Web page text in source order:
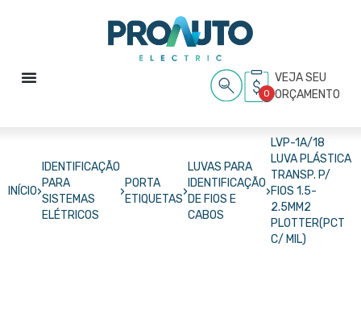
VEJA SEU
ORÇAMENTO
0
INÍCIO›
IDENTIFICAÇÃO
PARA
SISTEMAS
ELÉTRICOS
›
PORTA
ETIQUETAS
›
LUVAS PARA
IDENTIFICAÇÃO
DE FIOS E
CABOS
›
LVP-1A/18
LUVA PLÁSTICA
TRANSP. P/
FIOS 1.5-
2.5MM2
PLOTTER(PCT
C/ MIL)